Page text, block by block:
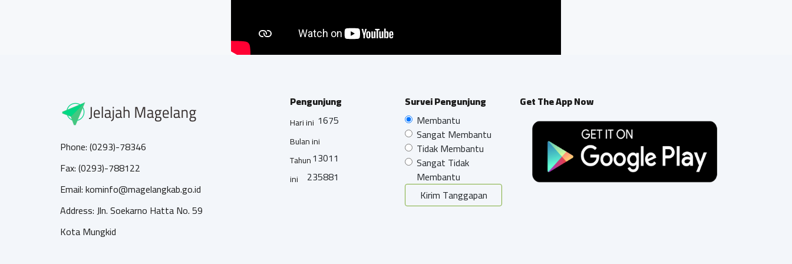
Phone: (0293)-78346
Fax: (0293)-788122
Email: kominfo@magelangkab.go.id
Address: Jln. Soekarno Hatta No. 59
Kota Mungkid
Pengunjung
Hari ini 1675
Bulan ini
13011
Tahun
ini
235881
Survei Pengunjung
Membantu
Sangat Membantu
Tidak Membantu
Sangat Tidak
Membantu
Kirim Tanggapan
Get The App Now